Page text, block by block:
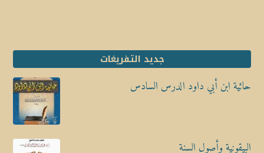
جديد التفريغات
حائية ابن أبي داود الدرس السادس
البيقونية وأصول السنة